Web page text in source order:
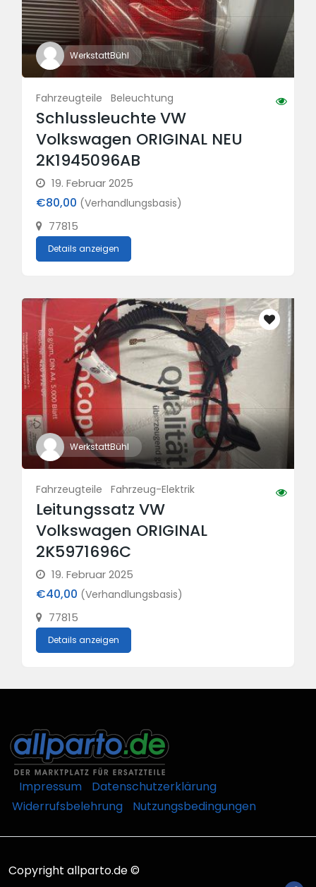
WerkstattBühl
Fahrzeugteile Beleuchtung
Schlussleuchte VW
Volkswagen ORIGINAL NEU
2K1945096AB
19. Februar 2025
€80,00 (Verhandlungsbasis)
77815
Details anzeigen
WerkstattBühl
Fahrzeugteile Fahrzeug-Elektrik
Leitungssatz VW
Volkswagen ORIGINAL
2K5971696C
19. Februar 2025
€40,00 (Verhandlungsbasis)
77815
Details anzeigen
Impressum
Datenschutzerklärung
Widerrufsbelehrung
Nutzungsbedingungen
Copyright allparto.de ©